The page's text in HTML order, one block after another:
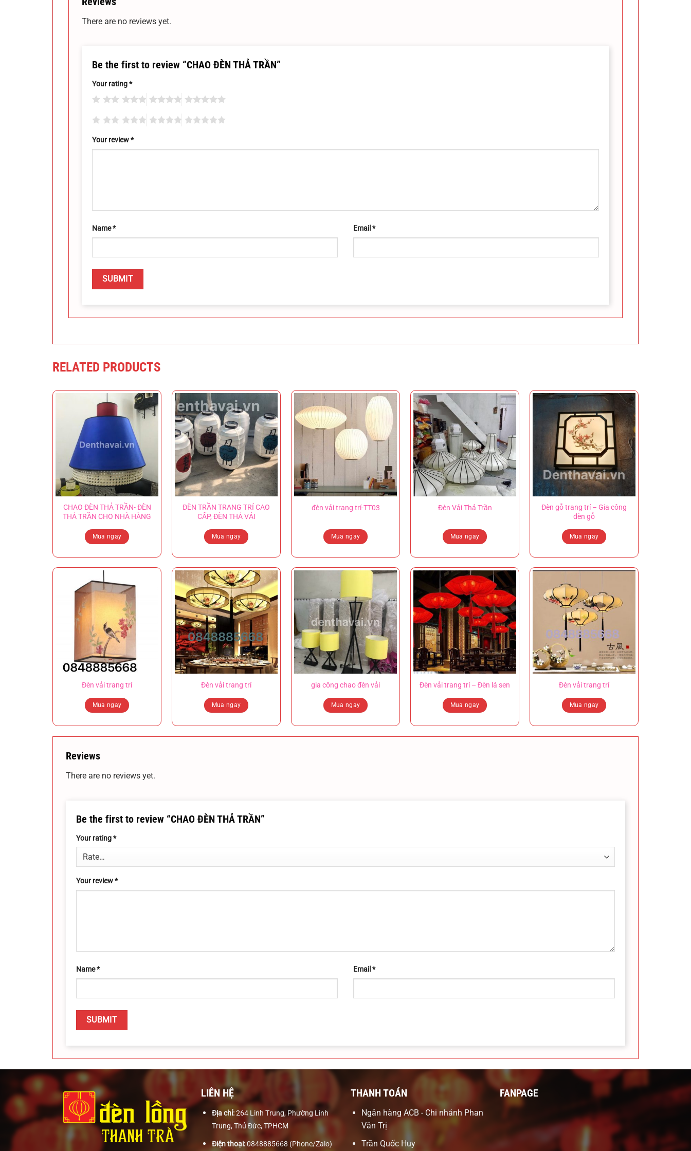
There are no reviews yet.
Be the first to review “CHAO ĐÈN THẢ TRẦN”
Your rating*
Your review*
Name* Email *
RELATED PRODUCTS
CHAO ĐÈN THẢ TRẦN- ĐÈN
THẢ TRẦN CHO NHÀ HÀNG
Mua ngay
ĐÈN TRẦN TRANG TRÍ CAO
CẤP, ĐÈN THẢ VẢI
Mua ngay
đèn vải trang trí-TT03
Mua ngay
Đèn Vải Thả Trần
Mua ngay
Đèn gỗ trang trí – Gia công
đèn gỗ
Mua ngay
Đèn vải trang trí
Mua ngay
Đèn vải trang trí
Mua ngay
gia công chao đèn vải
Mua ngay
Đèn vải trang trí – Đèn lá sen
Mua ngay
Đèn vải trang trí
Mua ngay
Reviews
There are no reviews yet.
Be the first to review “CHAO ĐÈN THẢ TRẦN”
Your rating*
Your review*
Name* Email *
LIÊN HỆ
Địa chỉ:264 Linh Trung, Phường Linh
Trung, Thủ Đức, TPHCM
Điện thoại:0848885668 (Phone/Zalo)
THANH TOÁN
Ngân hàng ACB - Chi nhánh Phan
Văn Trị
Trần Quốc Huy
FANPAGE